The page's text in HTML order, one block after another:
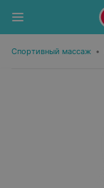
Спортивный массаж •